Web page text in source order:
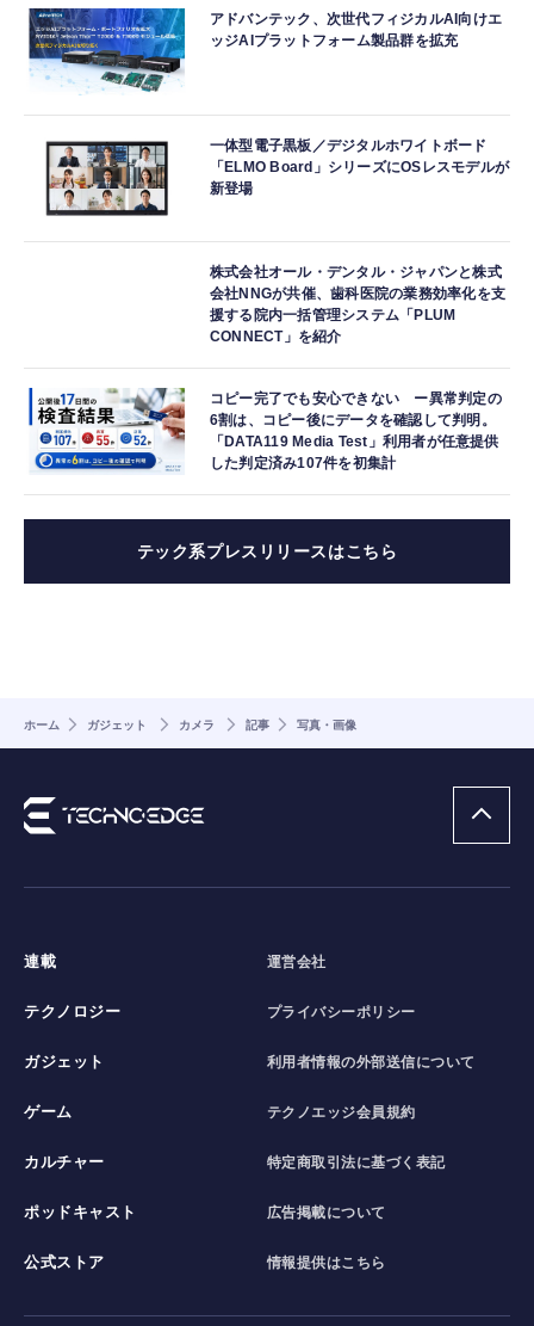
アドバンテック、次世代フィジカルAI向けエ
ッジAIプラットフォーム製品群を拡充
一体型電子黒板／デジタルホワイトボード
「ELMO Board」シリーズにOSレスモデルが
新登場
株式会社オール・デンタル・ジャパンと株式
会社NNGが共催、歯科医院の業務効率化を支
援する院内一括管理システム「PLUM
CONNECT」を紹介
コピー完了でも安心できない ー異常判定の
6割は、コピー後にデータを確認して判明。
「DATA119 Media Test」利用者が任意提供
した判定済み107件を初集計
テック系プレスリリースはこちら
ホーム ガジェット カメラ 記事 写真・画像
連載
テクノロジー
ガジェット
ゲーム
カルチャー
ポッドキャスト
公式ストア
運営会社
プライバシーポリシー
利用者情報の外部送信について
テクノエッジ会員規約
特定商取引法に基づく表記
広告掲載について
情報提供はこちら